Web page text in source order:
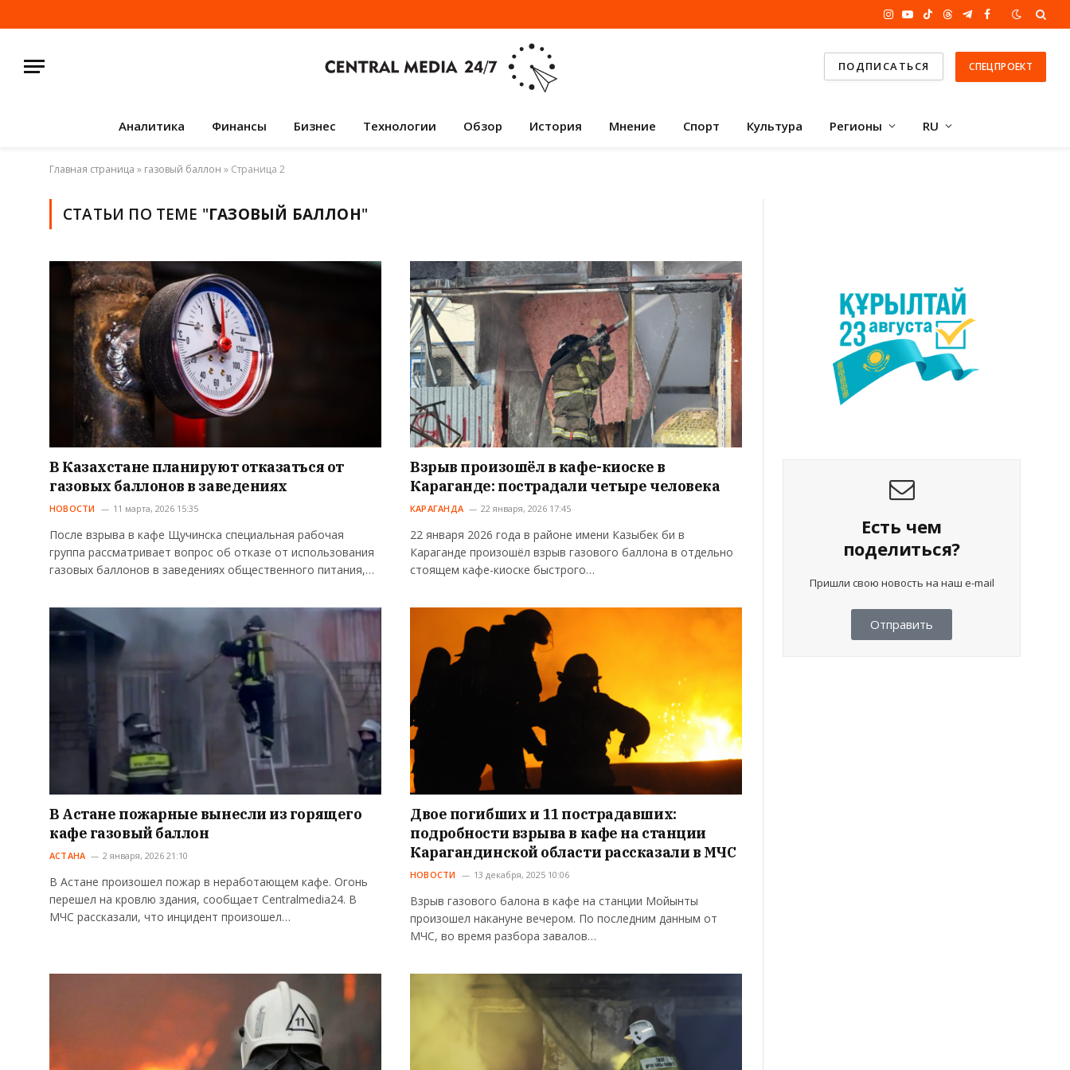
Instagram
YouTube
TikTokThreadsTelegram
Facebook
ПОДПИСАТЬСЯ СПЕЦПРОЕКТ
Аналитика Финансы Бизнес Технологии Обзор История Мнение Спорт Культура Регионы RU
Главная страница » газовый баллон » Страница 2
СТАТЬИ ПО ТЕМЕ "ГАЗОВЫЙ БАЛЛОН"
В Казахстане планируют отказаться от
газовых баллонов в заведениях
НОВОСТИ 11 марта, 2026 15:35
После взрыва в кафе Щучинска специальная рабочая
группа рассматривает вопрос об отказе от использования
газовых баллонов в заведениях общественного питания,…
Взрыв произошёл в кафе-киоске в
Караганде: пострадали четыре человека
КАРАГАНДА 22 января, 2026 17:45
22 января 2026 года в районе имени Казыбек би в
Караганде произошёл взрыв газового баллона в отдельно
стоящем кафе-киоске быстрого…
В Астане пожарные вынесли из горящего
кафе газовый баллон
АСТАНА 2 января, 2026 21:10
В Астане произошел пожар в неработающем кафе. Огонь
перешел на кровлю здания, сообщает Centralmedia24. В
МЧС рассказали, что инцидент произошел…
Двое погибших и 11 пострадавших:
подробности взрыва в кафе на станции
Карагандинской области рассказали в МЧС
НОВОСТИ 13 декабря, 2025 10:06
Взрыв газового балона в кафе на станции Мойынты
произошел накануне вечером. По последним данным от
МЧС, во время разбора завалов…
Есть чем
поделиться?
Пришли свою новость на наш e-mail
Отправить